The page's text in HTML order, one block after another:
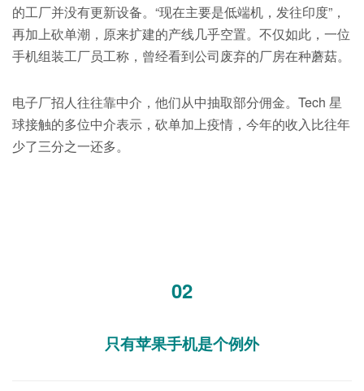
的工厂并没有更新设备。“现在主要是低端机，发往印度”，
再加上砍单潮，原来扩建的产线几乎空置。不仅如此，一位
手机组装工厂员工称，曾经看到公司废弃的厂房在种蘑菇。
电子厂招人往往靠中介，他们从中抽取部分佣金。Tech 星
球接触的多位中介表示，砍单加上疫情，今年的收入比往年
少了三分之一还多。
02
只有苹果手机是个例外